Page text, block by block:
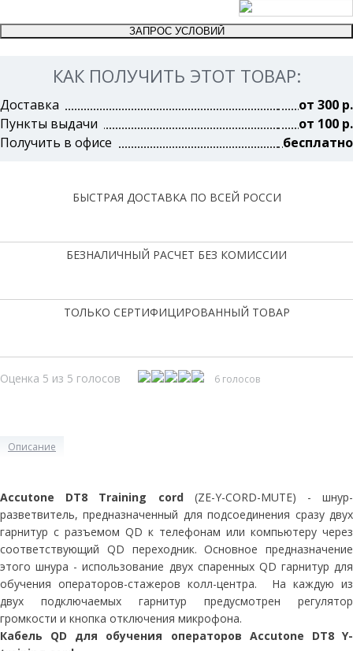
КАК ПОЛУЧИТЬ ЭТОТ ТОВАР:
Доставка
от 300 р.
Пункты выдачи
от 100 р.
Получить в офисе
бесплатно
БЫСТРАЯ ДОСТАВКА ПО ВСЕЙ РОССИ
БЕЗНАЛИЧНЫЙ РАСЧЕТ БЕЗ КОМИССИИ
ТОЛЬКО СЕРТИФИЦИРОВАННЫЙ ТОВАР
Оценка 5 из 5 голосов 6 голосов
Описание
Accutone DT8 Training cord(ZE-Y-CORD-MUTE) - шнур-
разветвитель, предназначенный для подсоединения сразу двух
гарнитур с разъемом QD к телефонам или компьютеру через
соответствующий QD переходник. Основное предназначение
этого шнура - использование двух спаренных QD гарнитур для
обучения операторов-стажеров колл-центра. На каждую из
двух подключаемых гарнитур предусмотрен регулятор
громкости и кнопка отключения микрофона.
Кабель QD для обучения операторов Accutone DT8 Y-